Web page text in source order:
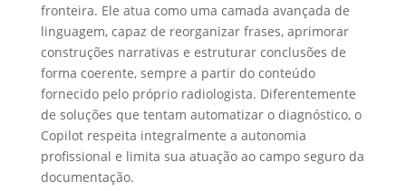
fronteira. Ele atua como uma camada avançada de
linguagem, capaz de reorganizar frases, aprimorar
construções narrativas e estruturar conclusões de
forma coerente, sempre a partir do conteúdo
fornecido pelo próprio radiologista. Diferentemente
de soluções que tentam automatizar o diagnóstico, o
Copilot respeita integralmente a autonomia
profissional e limita sua atuação ao campo seguro da
documentação.